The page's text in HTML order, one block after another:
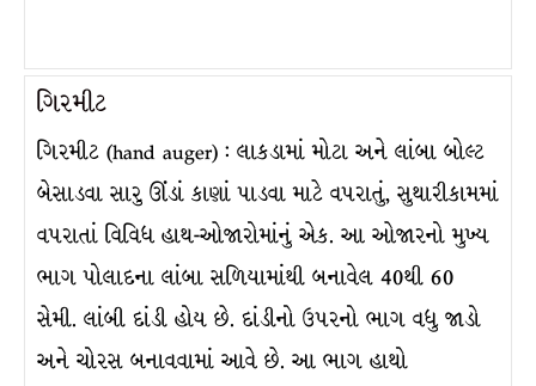
ગિરમીટ
ગિરમીટ (hand auger) : લાકડામાં મોટા અને લાંબા બોલ્ટ
બેસાડવા સારુ ઊંડાં કાણાં પાડવા માટે વપરાતું, સુથારીકામમાં
વપરાતાં વિવિધ હાથ-ઓજારોમાંનું એક. આ ઓજારનો મુખ્ય
ભાગ પોલાદના લાંબા સળિયામાંથી બનાવેલ 40થી 60
સેમી. લાંબી દાંડી હોય છે. દાંડીનો ઉપરનો ભાગ વધુ જાડો
અને ચોરસ બનાવવામાં આવે છે. આ ભાગ હાથો